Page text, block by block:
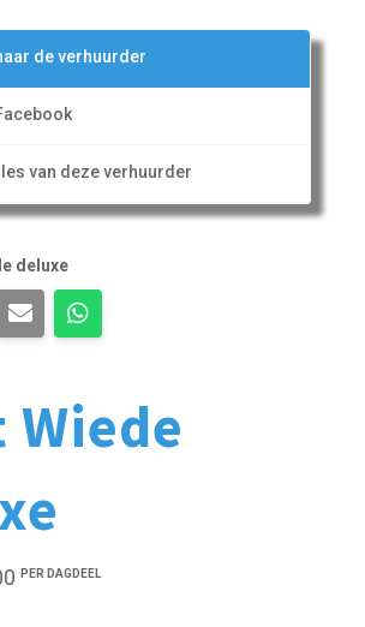
Wiede
PER DAGDEEL
de verhuurder
van deze verhuurder
deluxe